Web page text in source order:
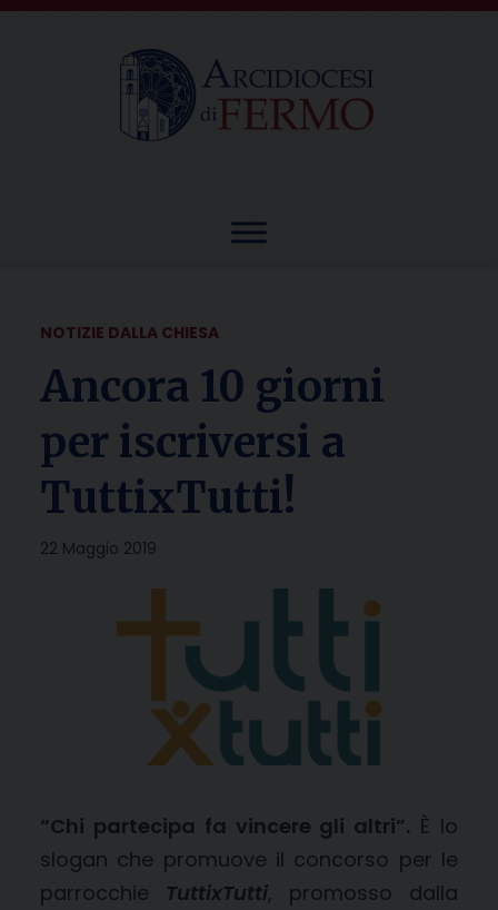
Skip
NOTIZIE DALLA CHIESA
Ancora 10 giorni
per iscriversi a
TuttixTutti!
22 Maggio 2019
“Chi partecipa fa vincere gli altri”. È lo
slogan che promuove il concorso per le
parrocchie TuttixTutti, promosso dalla